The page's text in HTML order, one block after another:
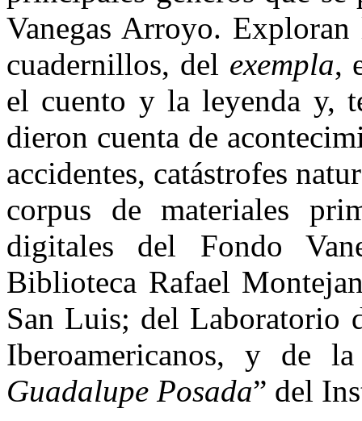
Vanegas Arroyo.
cuadernillos, del exempla,
el cuento y la leyenda y,
dieron cuenta de
accidentes, catástrofes
corpus de materiales
digitales del Fondo
Biblioteca Rafael
San Luis; del Laboratorio
Iberoamericanos, y de
Guadalupe Posada” del